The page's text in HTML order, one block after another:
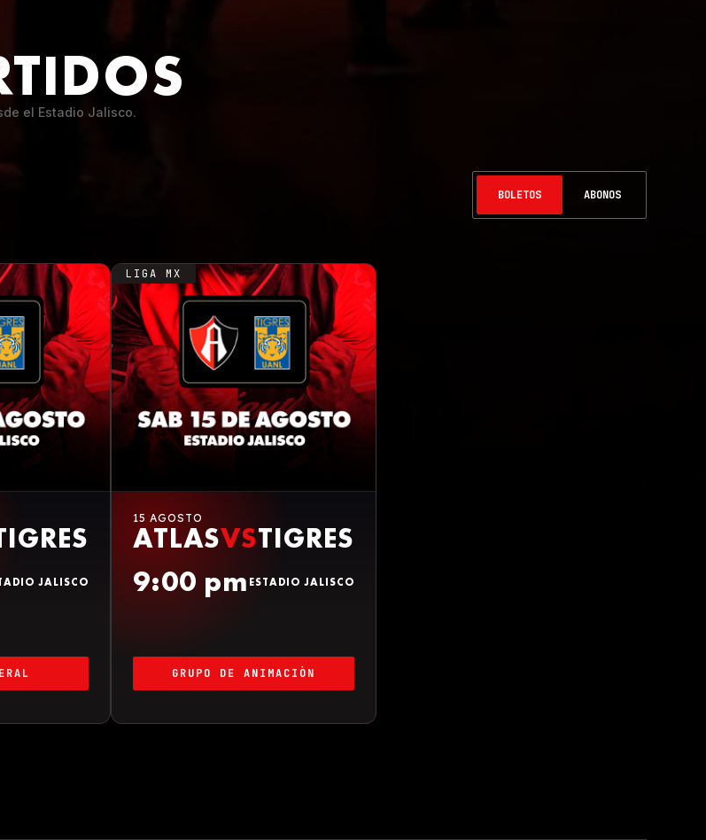
el Estadio Jalisco.
BOLETOS ABONOS
JALISCO
LIGA MX
15 AGOSTO
ATLASVSTIGRES
9:00 pm ESTADIO JALISCO
GRUPO DE ANIMACIÒN